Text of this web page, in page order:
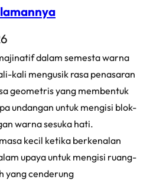
dalam semesta warna
kali mengusik rasa penasaran
geometris yang membentuk
undangan untuk mengisi blok-
warna sesuka hati.
kecil ketika berkenalan
upaya untuk mengisi ruang-
yang cenderung